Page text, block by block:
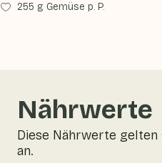
255 g Gemüse p. P.
Nährwerte
Diese Nährwerte
an.